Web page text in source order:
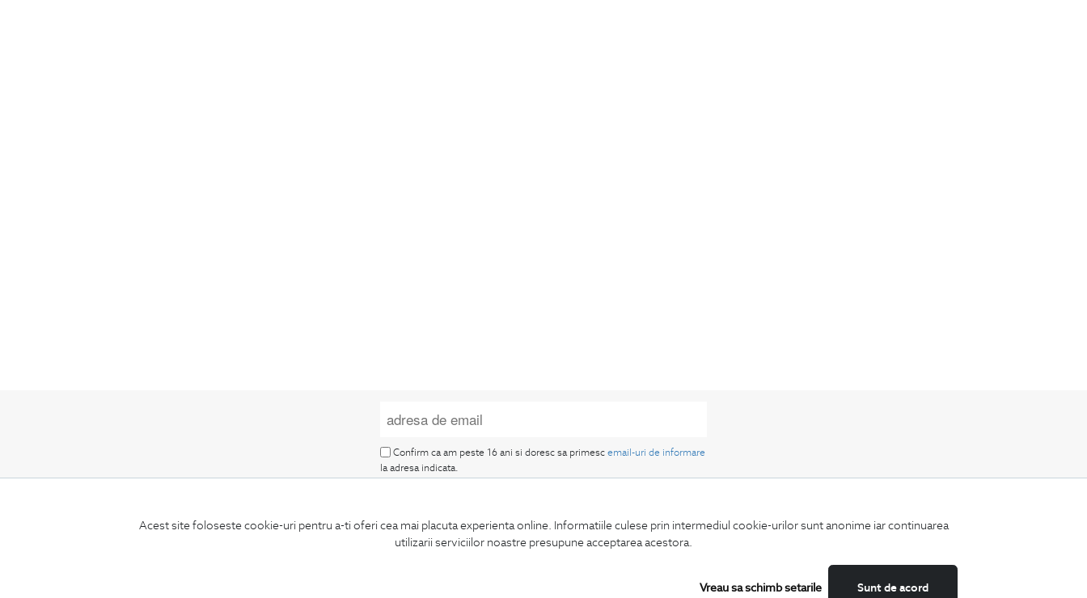
Acest site foloseste cookie-uri pentru a-ti oferi cea mai placuta experienta online. Informatiile culese prin intermediul cookie-urilor sunt anonime iar continuarea
utilizarii serviciilor noastre presupune acceptarea acestora.
Sunt de acord
Vreau sa schimb setarile
ABONEAZA-TE
LA NEWSLETTER
Confirm ca am peste 16 ani si doresc sa primescemail-uri de informare
la adresa indicata.